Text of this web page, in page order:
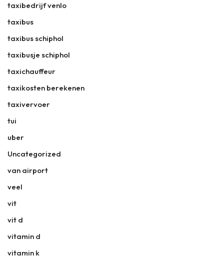
taxibedrijf venlo
taxibus
taxibus schiphol
taxibusje schiphol
taxichauffeur
taxikosten berekenen
taxivervoer
tui
uber
Uncategorized
van airport
veel
vit
vit d
vitamin d
vitamin k